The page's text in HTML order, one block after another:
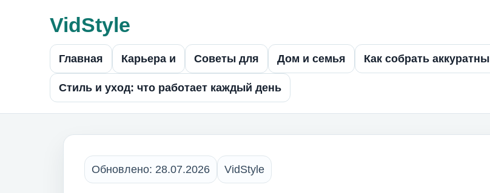
VidStyle
Главная Карьера и Советы для Дом и семья Как собрать
Стиль и уход: что работает каждый день
Обновлено: 28.07.2026 VidStyle